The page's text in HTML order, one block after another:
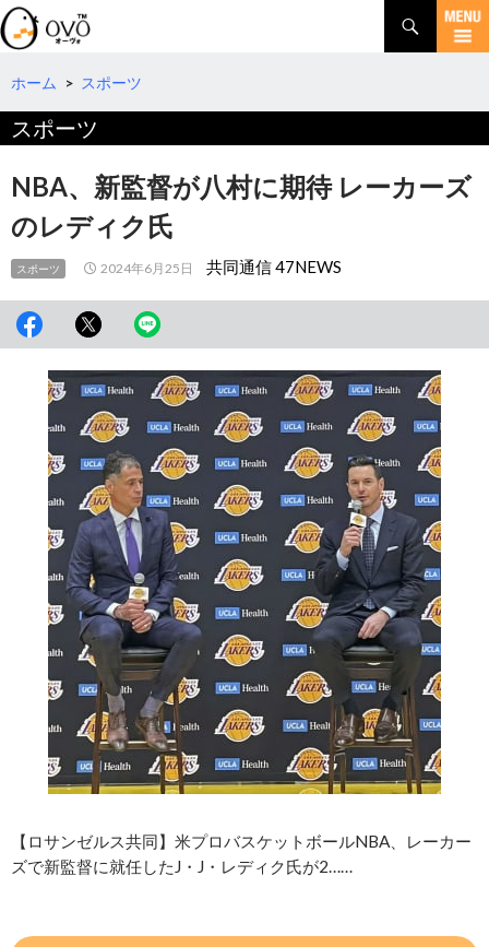
検
索
コ
テ
へ
移
動
ホーム > スポーツ
スポーツ
NBA、新監督が八村に期待 レーカーズ
のレディク氏
スポーツ 2024年6月25日 共同通信 47NEWS
【ロサンゼルス共同】米プロバスケットボールNBA、レーカー
ズで新監督に就任したJ・J・レディク氏が2……